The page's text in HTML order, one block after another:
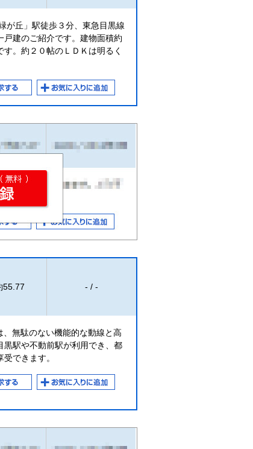
が丘」駅徒歩３分、東急目黒線
戸建のご紹介です。建物面積約
。約２０帖のＬＤＫは明るく
55.77 - / -
、無駄のない機能的な動線と高
黒駅や不動前駅が利用でき、都
できます。